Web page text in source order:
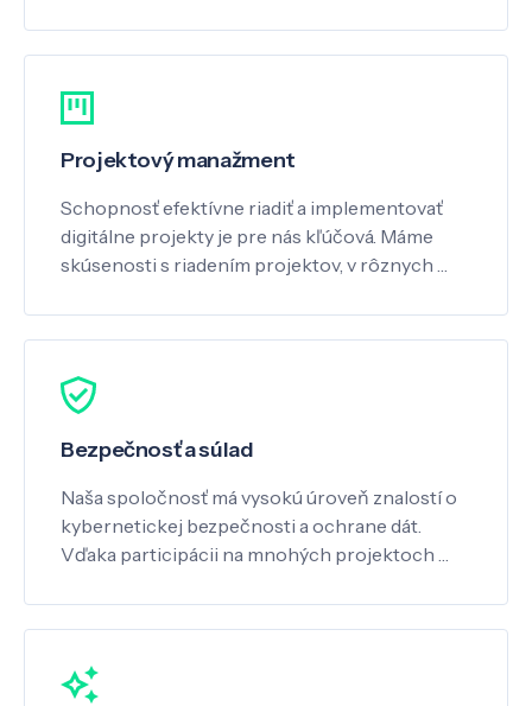
Projektový manažment
Schopnosť efektívne riadiť a implementovať
digitálne projekty je pre nás kľúčová. Máme
skúsenosti s riadením projektov, v rôznych …
Bezpečnosť a súlad
Naša spoločnosť má vysokú úroveň znalostí o
kybernetickej bezpečnosti a ochrane dát.
Vďaka participácii na mnohých projektoch …